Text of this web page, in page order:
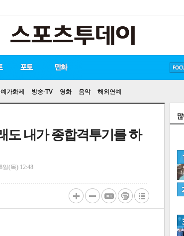
가화제 방송·TV 영화 음악 해외연예
도 내가 종합격투기를 하
일(목) 12:48